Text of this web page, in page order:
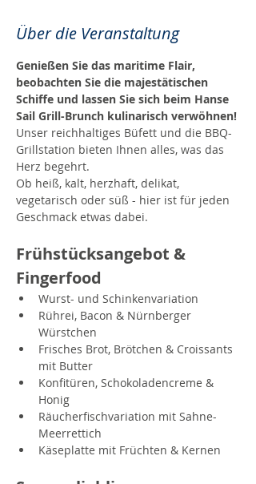
Über die Veranstaltung
Genießen Sie das maritime Flair,
beobachten Sie die majestätischen
Schiffe und lassen Sie sich beim Hanse
Sail Grill-Brunch kulinarisch verwöhnen!
Unser reichhaltiges Büfett und die BBQ-
Grillstation bieten Ihnen alles, was das
Herz begehrt.
Ob heiß, kalt, herzhaft, delikat,
vegetarisch oder süß - hier ist für jeden
Geschmack etwas dabei.
Frühstücksangebot &
Fingerfood
Wurst- und Schinkenvariation
Rührei, Bacon & Nürnberger
Würstchen
Frisches Brot, Brötchen & Croissants
mit Butter
Konfitüren, Schokoladencreme &
Honig
Räucherfischvariation mit Sahne-
Meerrettich
Käseplatte mit Früchten & Kernen